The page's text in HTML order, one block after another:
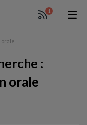
1
orale
:
orale